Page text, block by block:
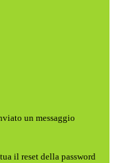
un messaggio
il reset della password